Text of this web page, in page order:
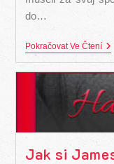
do…
Pokračovat Ve Čtení
Jak si